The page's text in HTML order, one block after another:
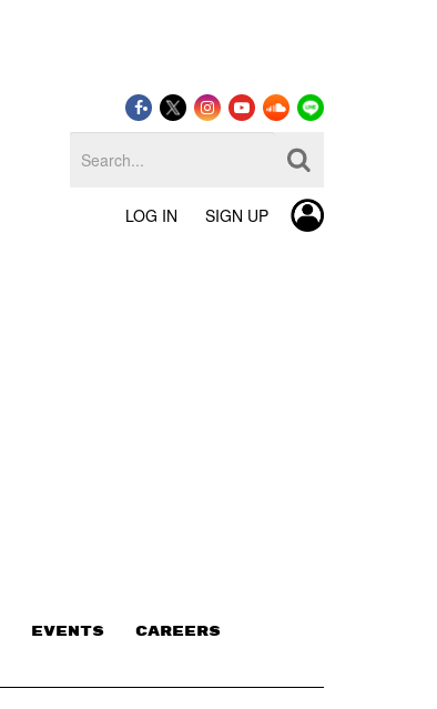
LOG IN SIGN UP
EVENTS CAREERS